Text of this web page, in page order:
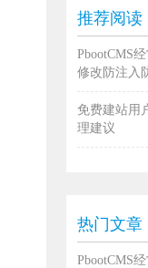
推荐阅读
PbootCMS
修改防注入
免费建站用
理建议
热门文章
PbootCMS